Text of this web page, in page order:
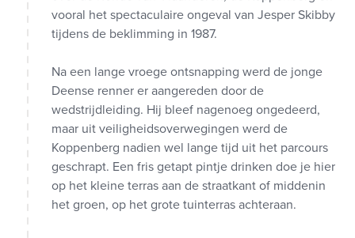
vooral het spectaculaire ongeval van Jesper Skibby
tijdens de beklimming in 1987.
Na een lange vroege ontsnapping werd de jonge
Deense renner er aangereden door de
wedstrijdleiding. Hij bleef nagenoeg ongedeerd,
maar uit veiligheidsoverwegingen werd de
Koppenberg nadien wel lange tijd uit het parcours
geschrapt. Een fris getapt pintje drinken doe je hier
op het kleine terras aan de straatkant of middenin
het groen, op het grote tuinterras achteraan.